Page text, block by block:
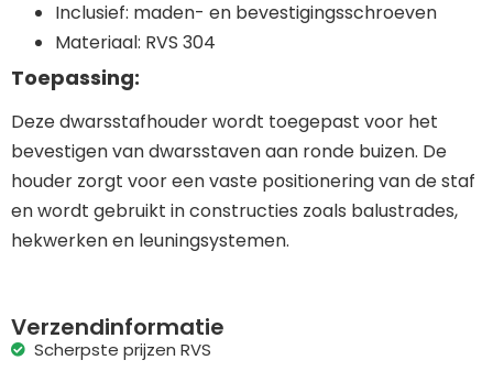
Inclusief: maden- en bevestigingsschroeven
Materiaal: RVS 304
Toepassing:
Deze dwarsstafhouder wordt toegepast voor het
bevestigen van dwarsstaven aan ronde buizen. De
houder zorgt voor een vaste positionering van de staf
en wordt gebruikt in constructies zoals balustrades,
hekwerken en leuningsystemen.
Verzendinformatie
Scherpste prijzen RVS